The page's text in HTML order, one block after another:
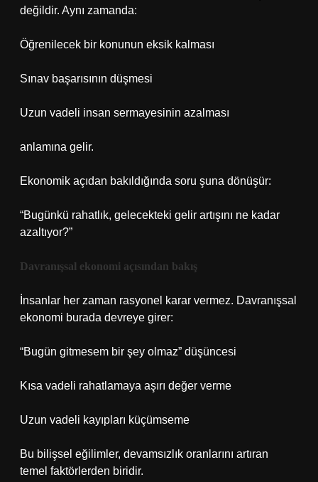
değildir. Aynı zamanda:
Öğrenilecek bir konunun eksik kalması
Sınav başarısının düşmesi
Uzun vadeli insan sermayesinin azalması
anlamına gelir.
Ekonomik açıdan bakıldığında soru şuna dönüşür:
“Bugünkü rahatlık, gelecekteki gelir artışını ne kadar
azaltıyor?”
Davranışsal ekonomi açısından bakış
İnsanlar her zaman rasyonel karar vermez. Davranışsal
ekonomi burada devreye girer:
“Bugün gitmesem bir şey olmaz” düşüncesi
Kısa vadeli rahatlamaya aşırı değer verme
Uzun vadeli kayıpları küçümseme
Bu bilişsel eğilimler, devamsızlık oranlarını artıran
temel faktörlerden biridir.